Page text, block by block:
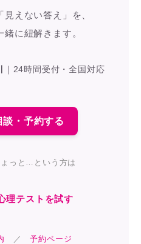
えない答え」を、
に紐解きます。
｜ 24時間受付・全国対応
・予約する
っと…という方は
理テストを試す
／予約ページ